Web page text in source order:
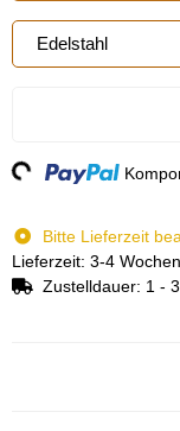
Edelstahl
Bitte Lieferzeit
Lieferzeit: 3-4 Wochen
Zustelldauer: 1 - 3